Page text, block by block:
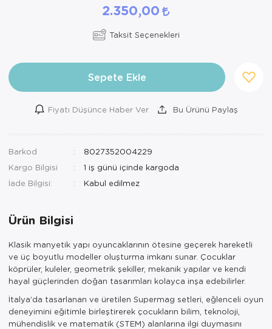
2.350,00
Taksit Seçenekleri
Sepete Ekle
Fiyatı Düşünce Haber Ver Bu Ürünü Paylaş
Barkod
8027352004229
Kargo Bilgisi
1 iş günü içinde kargoda
İade Bilgisi:
Ürün Bilgisi
Klasik manyetik yapı oyuncaklarının ötesine geçerek hareketli
ve üç boyutlu modeller oluşturma imkanı sunar. Çocuklar
köprüler, kuleler, geometrik şekiller, mekanik yapılar ve kendi
hayal güçlerinden doğan tasarımları kolayca inşa edebilirler.
İtalya’da tasarlanan ve üretilen Supermag setleri, eğlenceli oyun
deneyimini eğitimle birleştirerek çocukların bilim, teknoloji,
mühendislik ve matematik (STEM) alanlarına ilgi duymasını